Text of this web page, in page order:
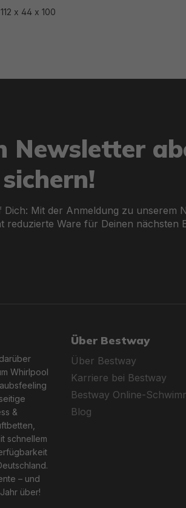
x 44 x 100
Newsletter
Dich: Mit der Anmeldung zu unserem
reduzierte Ware für Deinen nächsten
Whirlpool
&
schnellem
– und
über!
Über Bestway
Über Bestway
Karriere bei Bestway
Bestway Online-
Blog